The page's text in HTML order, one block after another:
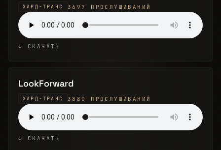
ХАРД-ТРАНС 3697 ПРОСЛУШИВАНИЙ
↓ СКАЧАТЬ
LookForward
ХАРД-ТРАНС 3880 ПРОСЛУШИВАНИЙ
↓ СКАЧАТЬ